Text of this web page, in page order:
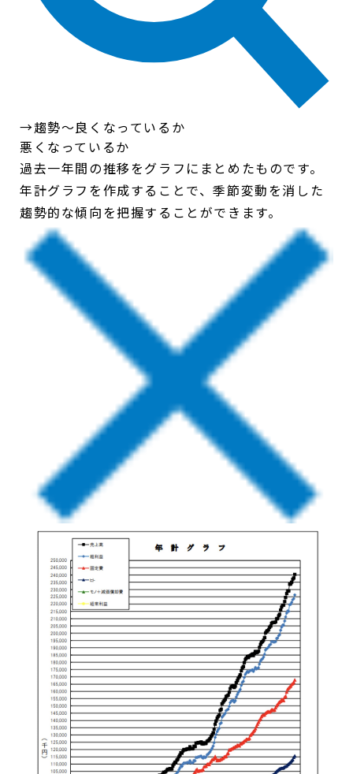
→趨勢〜良くなっているか
悪くなっているか
過去一年間の推移をグラフにまとめたものです。
年計グラフを作成することで、季節変動を消した
趨勢的な傾向を把握することができます。